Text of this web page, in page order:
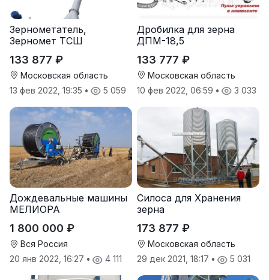
Зернометатель,
Зерномет ТСШ
133 877 ₽
Московская область
13 фев 2022, 19:35 • 5 059
Дробилка для зерна
ДПМ-18,5
133 777 ₽
Московская область
10 фев 2022, 06:59 • 3 033
Дождевальные машины
МЕЛИОРА
1 800 000 ₽
Вся Россия
20 янв 2022, 16:27 • 4 111
Силоса для Хранения
зерна
173 877 ₽
Московская область
29 дек 2021, 18:17 • 5 031